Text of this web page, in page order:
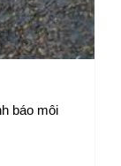
báo môi